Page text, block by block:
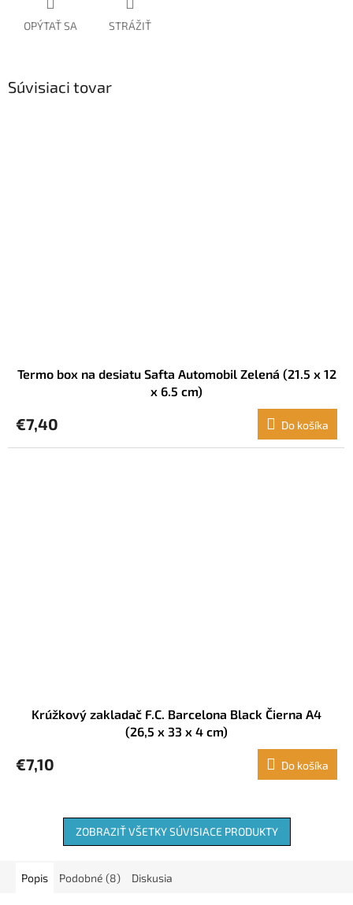
OPÝTAŤ SA STRÁŽIŤ
Súvisiaci tovar
Termo box na desiatu Safta Automobil Zelená (21.5 x 12
x 6.5 cm)
€7,40 Do košíka
Krúžkový zakladač F.C. Barcelona Black Čierna A4
(26,5 x 33 x 4 cm)
€7,10 Do košíka
ZOBRAZIŤ VŠETKY SÚVISIACE PRODUKTY
Popis Podobné (8) Diskusia